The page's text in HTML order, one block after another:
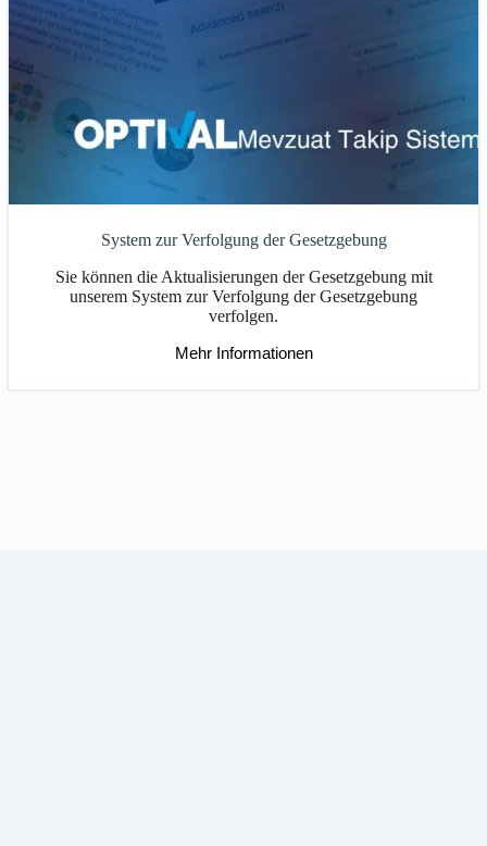
System zur Verfolgung der Gesetzgebung
Sie können die Aktualisierungen der Gesetzgebung mit
unserem System zur Verfolgung der Gesetzgebung
verfolgen.
Mehr Informationen